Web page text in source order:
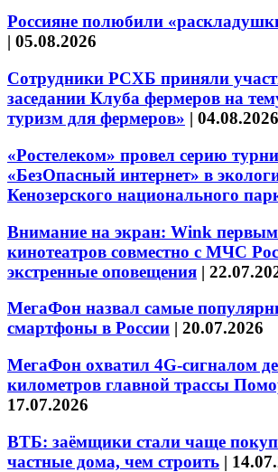
Россияне полюбили
| 05.08.2026
Сотрудники РСХБ приняли
заседании Клуба фермеров на
туризм для фермеров» | 04.08.2026
«Ростелеком» провел серию
«БезОпасный интернет» в
Кенозерского национального
Внимание на экран: Wink
кинотеатров совместно с МЧС
экстренные оповещения |
МегаФон назвал самые
смартфоны в России | 20.07.2026
МегаФон охватил 4G-сигналом
километров главной трассы
17.07.2026
ВТБ: заёмщики стали чаще
частные дома, чем строить |